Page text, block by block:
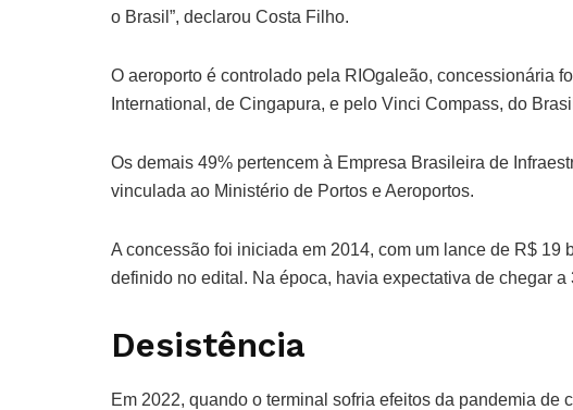
o Brasil”, declarou Costa Filho.
O aeroporto é controlado pela RIOgaleão, concessionária
International, de Cingapura, e pelo Vinci Compass, do
Os demais 49% pertencem à Empresa Brasileira de
vinculada ao Ministério de Portos e Aeroportos.
A concessão foi iniciada em 2014, com um lance de R$ 19
definido no edital. Na época, havia expectativa de chegar
Desistência
Em 2022, quando o terminal sofria efeitos da pandemia